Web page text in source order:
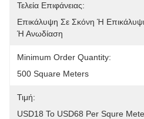
Τελεία Επιφάνειας:
Επικάλυψη Σε Σκόνη Ή
Ή Ανωδίαση
Minimum Order Quantity:
500 Square Meters
Τιμή:
USD18 To USD68 Per Squre